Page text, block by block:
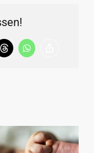
ThreadsWhatsApp